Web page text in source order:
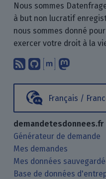
Nous sommes
à but non lucratif
nous sommes donné
exercer votre droit à la
Abonnez-
Nous
Français /
demandetesdonnees.fr
Générateur de demande
Mes demandes
Mes données
Base de données